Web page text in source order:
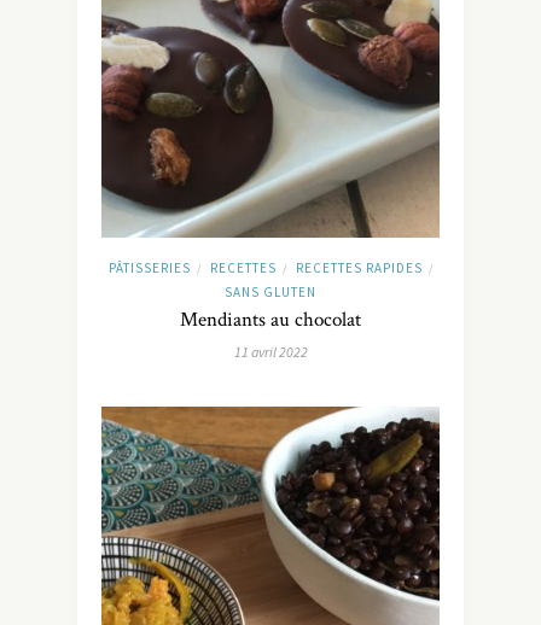
PÂTISSERIES / RECETTES / RECETTES RAPIDES /
SANS GLUTEN
Mendiants au chocolat
11 avril 2022